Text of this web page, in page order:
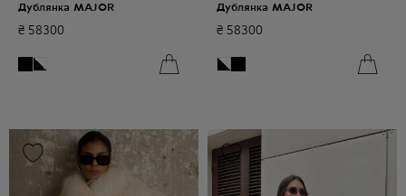
Дублянка MAJOR
₴ 58300
Дублянка MAJOR
₴ 58300